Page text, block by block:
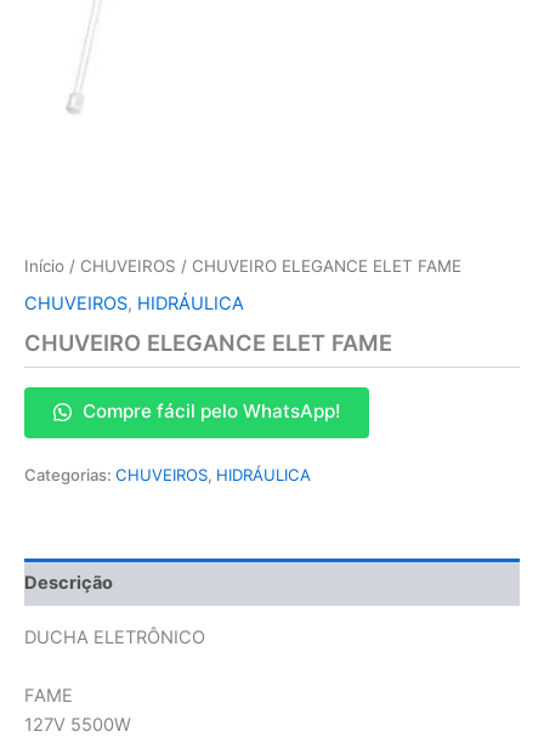
Início / CHUVEIROS / CHUVEIRO ELEGANCE ELET FAME
CHUVEIROS, HIDRÁULICA
CHUVEIRO ELEGANCE ELET FAME
Compre fácil pelo WhatsApp!
Categorias: CHUVEIROS, HIDRÁULICA
Descrição
DUCHA ELETRÔNICO
FAME
127V 5500W